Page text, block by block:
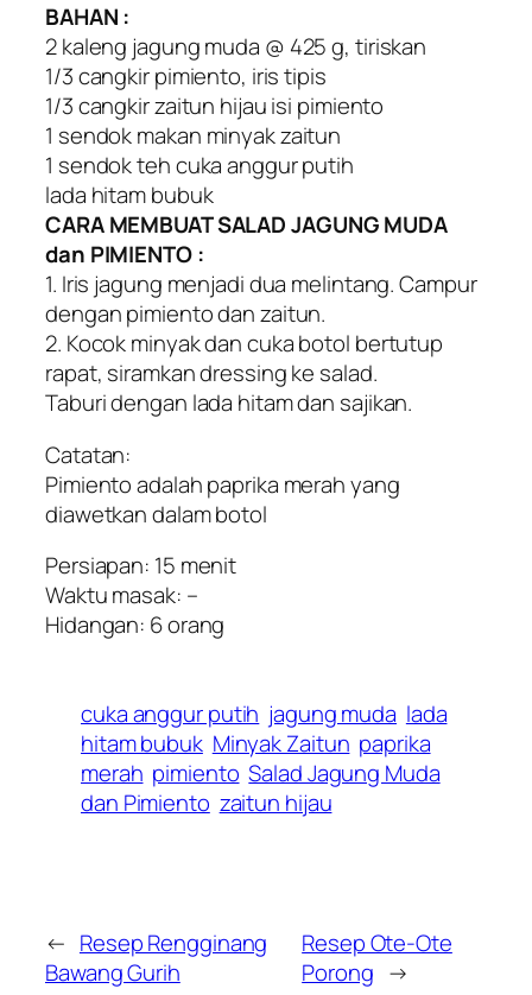
BAHAN :
2 kaleng jagung muda @ 425 g, tiriskan
1/3 cangkir pimiento, iris tipis
1/3 cangkir zaitun hijau isi pimiento
1 sendok makan minyak zaitun
1 sendok teh cuka anggur putih
lada hitam bubuk
CARA MEMBUAT SALAD JAGUNG MUDA
dan PIMIENTO :
1. Iris jagung menjadi dua melintang. Campur
dengan pimiento dan zaitun.
2. Kocok minyak dan cuka botol bertutup
rapat, siramkan dressing ke salad.
Taburi dengan lada hitam dan sajikan.
Catatan:
Pimiento adalah paprika merah yang
diawetkan dalam botol
Persiapan: 15 menit
Waktu masak: –
Hidangan: 6 orang
cuka anggur putih jagung muda lada
hitam bubuk Minyak Zaitun paprika
merah pimiento Salad Jagung Muda
dan Pimiento zaitun hijau
← Resep Rengginang
Bawang Gurih
Resep Ote-Ote
Porong →